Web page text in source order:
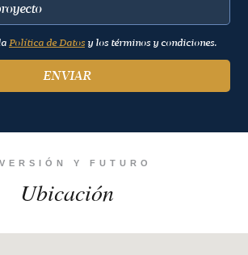
Política de Datos y los términos y condiciones.
ENVIAR
Y FUTURO
Ubicación